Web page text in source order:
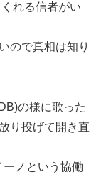
れる信者がい
ので真相は知り
の様に歌った
り投げて開き直
ノという協働